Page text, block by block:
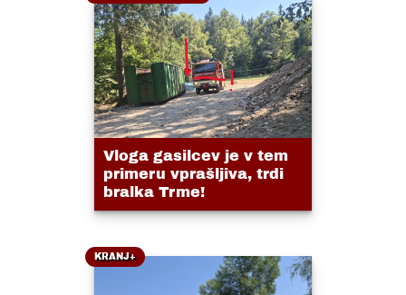
Vloga gasilcev je v tem
primeru vprašljiva, trdi
bralka Trme!
KRANJ+